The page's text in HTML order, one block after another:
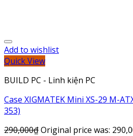
Add to wishlist
Quick View
BUILD PC - Linh kiện PC
Case XIGMATEK Mini XS-29 M-
353)
290,000₫Original price was: